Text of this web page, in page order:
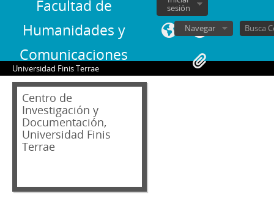
Facultad de
Humanidades y
Comunicaciones
sesión
Navegar
Universidad Finis Terrae
Centro de
Investigación y
Documentación,
Universidad Finis
Terrae
04 - Hemeroteca